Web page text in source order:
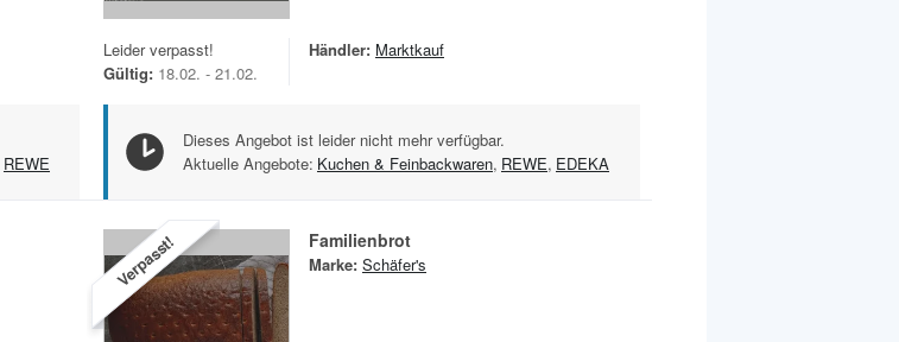
REWE
Leider verpasst!
Gültig: 18.02. - 21.02.
Händler: Marktkauf
Dieses Angebot ist leider nicht mehr verfügbar.
Aktuelle Angebote: Kuchen & Feinbackwaren, REWE, EDEKA
Verpasst! Familienbrot
Marke: Schäfer's